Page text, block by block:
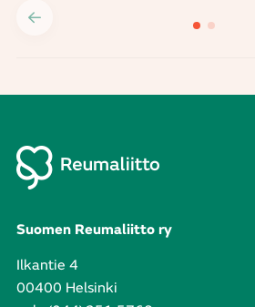
Suomen Reumaliitto ry
Ilkantie 4
00400 Helsinki